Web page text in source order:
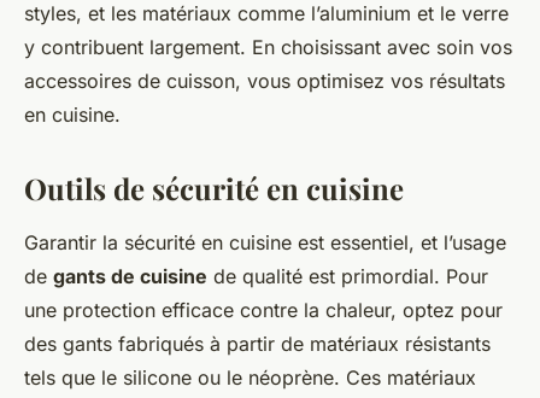
styles, et les matériaux comme l’aluminium et le verre
y contribuent largement. En choisissant avec soin vos
accessoires de cuisson, vous optimisez vos résultats
en cuisine.
Outils de sécurité en cuisine
Garantir la sécurité en cuisine est essentiel, et l’usage
de gants de cuisine de qualité est primordial. Pour
une protection efficace contre la chaleur, optez pour
des gants fabriqués à partir de matériaux résistants
tels que le silicone ou le néoprène. Ces matériaux